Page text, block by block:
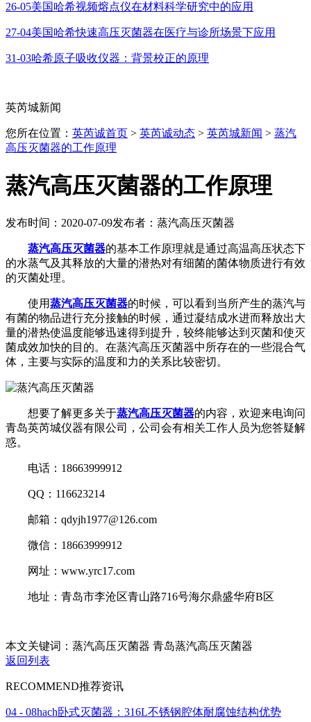
26-05美国哈希视频熔点仪在材料科学研究中的应用
27-04美国哈希快速高压灭菌器在医疗与诊所场景下应用
31-03哈希原子吸收仪器：背景校正的原理
英芮城新闻
您所在位置： 英芮诚首页 > 英芮诚动态 > 英芮城新闻 > 蒸汽
高压灭菌器的工作原理
蒸汽高压灭菌器的工作原理
发布时间：2020-07-09发布者：蒸汽高压灭菌器
蒸汽高压灭菌器的基本工作原理就是通过高温高压状态下
的水蒸气及其释放的大量的潜热对有细菌的菌体物质进行有效
的灭菌处理。
使用蒸汽高压灭菌器的时候，可以看到当所产生的蒸汽与
有菌的物品进行充分接触的时候，通过凝结成水进而释放出大
量的潜热使温度能够迅速得到提升，较终能够达到灭菌和使灭
菌成效加快的目的。在蒸汽高压灭菌器中所存在的一些混合气
体，主要与实际的温度和力的关系比较密切。
想要了解更多关于蒸汽高压灭菌器的内容，欢迎来电询问
青岛英芮城仪器有限公司，公司会有相关工作人员为您答疑解
惑。
电话：18663999912
QQ：116623214
邮箱：qdyjh1977@126.com
微信：18663999912
网址：www.yrc17.com
地址：青岛市李沧区青山路716号海尔鼎盛华府B区
本文关键词：蒸汽高压灭菌器 青岛蒸汽高压灭菌器
返回列表
RECOMMEND推荐资讯
04 - 08hach卧式灭菌器：316L不锈钢腔体耐腐蚀结构优势